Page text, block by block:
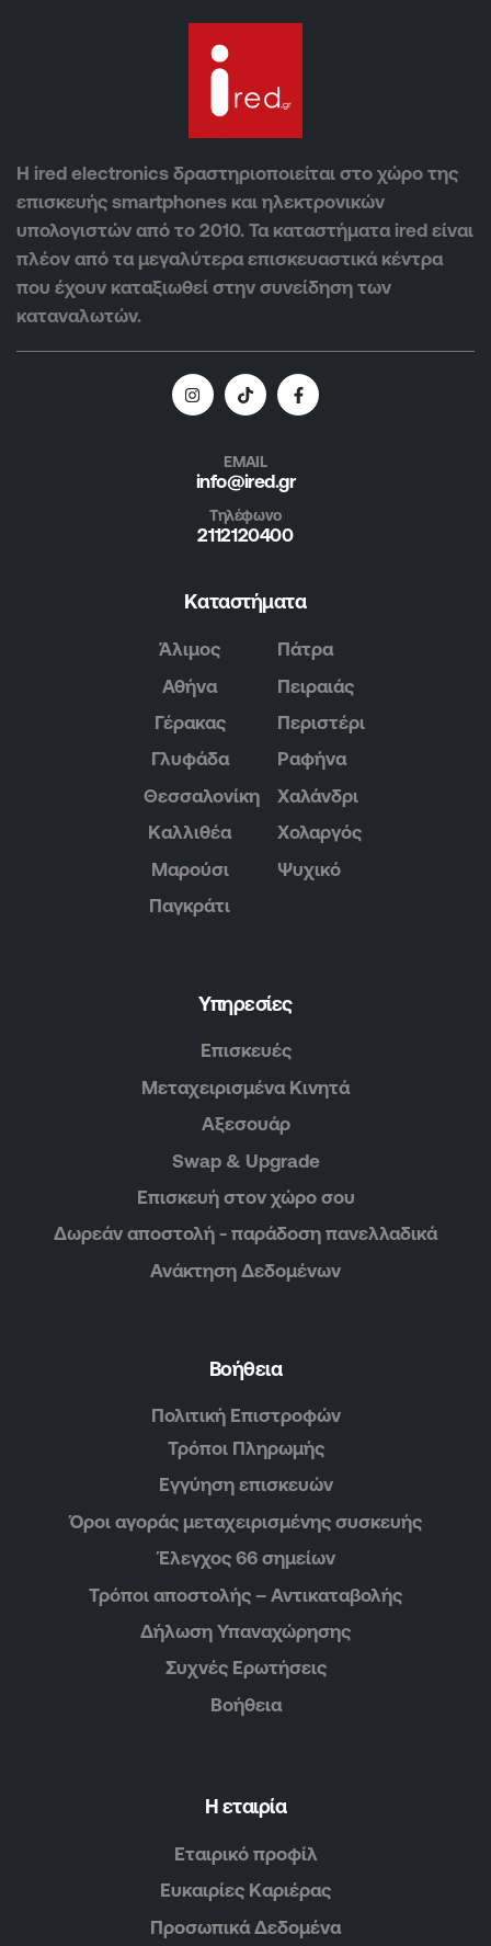
Η ired electronics δραστηριοποιείται στο χώρο της
επισκευής smartphones και ηλεκτρονικών
υπολογιστών από το 2010. Τα καταστήματα ired είναι
πλέον από τα μεγαλύτερα επισκευαστικά κέντρα
που έχουν καταξιωθεί στην συνείδηση των
καταναλωτών.
EMAIL
info@ired.gr
Τηλέφωνο
2112120400
Καταστήματα
Άλιμος
Αθήνα
Γέρακας
Γλυφάδα
Θεσσαλονίκη
Καλλιθέα
Μαρούσι
Παγκράτι
Πάτρα
Πειραιάς
Περιστέρι
Ραφήνα
Χαλάνδρι
Χολαργός
Ψυχικό
Υπηρεσίες
Επισκευές
Μεταχειρισμένα Κινητά
Αξεσουάρ
Swap & Upgrade
Επισκευή στον χώρο σου
Δωρεάν αποστολή - παράδοση πανελλαδικά
Ανάκτηση Δεδομένων
Βοήθεια
Πολιτική Επιστροφών
Τρόποι Πληρωμής
Εγγύηση επισκευών
Όροι αγοράς μεταχειρισμένης συσκευής
Έλεγχος 66 σημείων
Τρόποι αποστολής – Αντικαταβολής
Δήλωση Υπαναχώρησης
Συχνές Ερωτήσεις
Βοήθεια
Η εταιρία
Εταιρικό προφίλ
Ευκαιρίες Καριέρας
Προσωπικά Δεδομένα